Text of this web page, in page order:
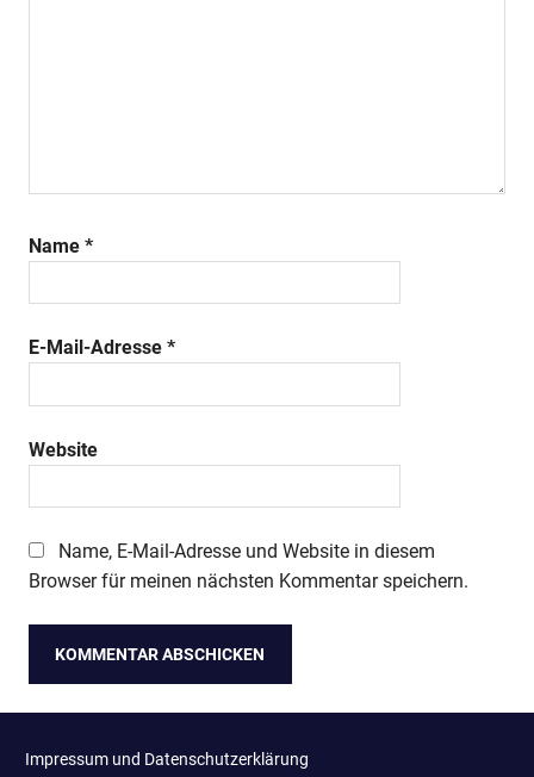
Name *
E-Mail-Adresse *
Website
Name, E-Mail-Adresse und Website in diesem
Browser für meinen nächsten Kommentar speichern.
Impressum und Datenschutzerklärung